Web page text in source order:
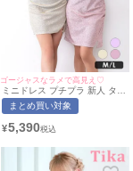
ゴージャスなラメで高見え♡
ミニドレス プチプラ 新人 タイ
ト スリット ホルターネック セ
クシー ラウンジ キラキラ ノー
ャバドレス (ちぴたん・れいた
myMinette/マイミネット
まとめ買い対象
¥5,390